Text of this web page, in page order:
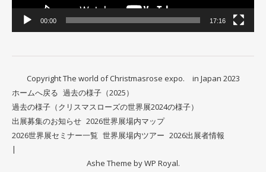
00:00 17:16
Copyright The world of Christmasrose expo. in Japan 2023
ホームへ戻る 過去の様子（2025）
過去の様子（クリスマスローズの世界展2024の様子）
出展募集のお知らせ 2026世界展場内マップ
2026世界展セミナー一覧 世界展場内ツアー 2026出展者情報
Ashe Theme byWP Royal.